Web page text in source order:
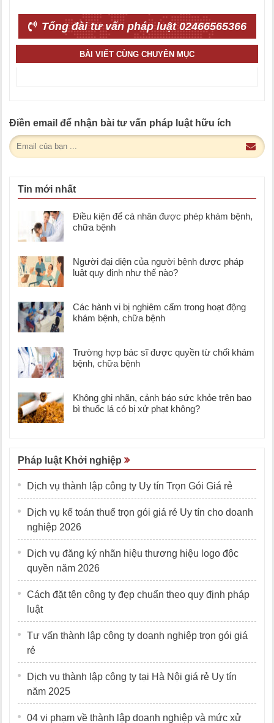
Tổng đài tư vấn pháp luật 02466565366
BÀI VIẾT CÙNG CHUYÊN MỤC
Điền email để nhận bài tư vấn pháp luật hữu ích
Tin mới nhất
Điều kiện để cá nhân được phép khám bệnh,
chữa bệnh
Người đại diện của người bệnh được pháp
luật quy định như thế nào?
Các hành vi bị nghiêm cấm trong hoạt động
khám bệnh, chữa bệnh
Trường hợp bác sĩ được quyền từ chối khám
bệnh, chữa bệnh
Không ghi nhãn, cảnh báo sức khỏe trên bao
bì thuốc lá có bị xử phạt không?
Pháp luật Khởi nghiệp
Dịch vụ thành lập công ty Uy tín Trọn Gói Giá rẻ
Dịch vụ kế toán thuế trọn gói giá rẻ Uy tín cho doanh
nghiệp 2026
Dịch vụ đăng ký nhãn hiệu thương hiệu logo độc
quyền năm 2026
Cách đặt tên công ty đẹp chuẩn theo quy định pháp
luật
Tư vấn thành lập công ty doanh nghiệp trọn gói giá
rẻ
Dịch vụ thành lập công ty tại Hà Nội giá rẻ Uy tín
năm 2025
04 vi phạm về thành lập doanh nghiệp và mức xử